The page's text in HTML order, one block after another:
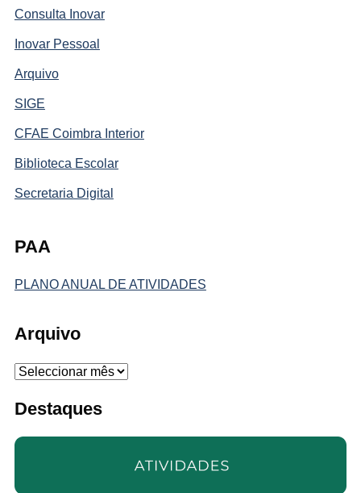
Consulta Inovar
Inovar Pessoal
Arquivo
SIGE
CFAE Coimbra Interior
Biblioteca Escolar
Secretaria Digital
PAA
PLANO ANUAL DE ATIVIDADES
Arquivo
Arquivo
Destaques